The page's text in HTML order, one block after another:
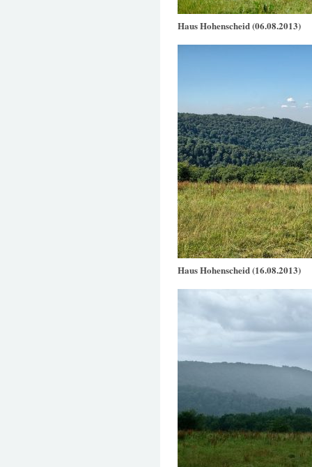
Haus Hohenscheid (06.08.2013)
Haus Hohenscheid (16.08.2013)